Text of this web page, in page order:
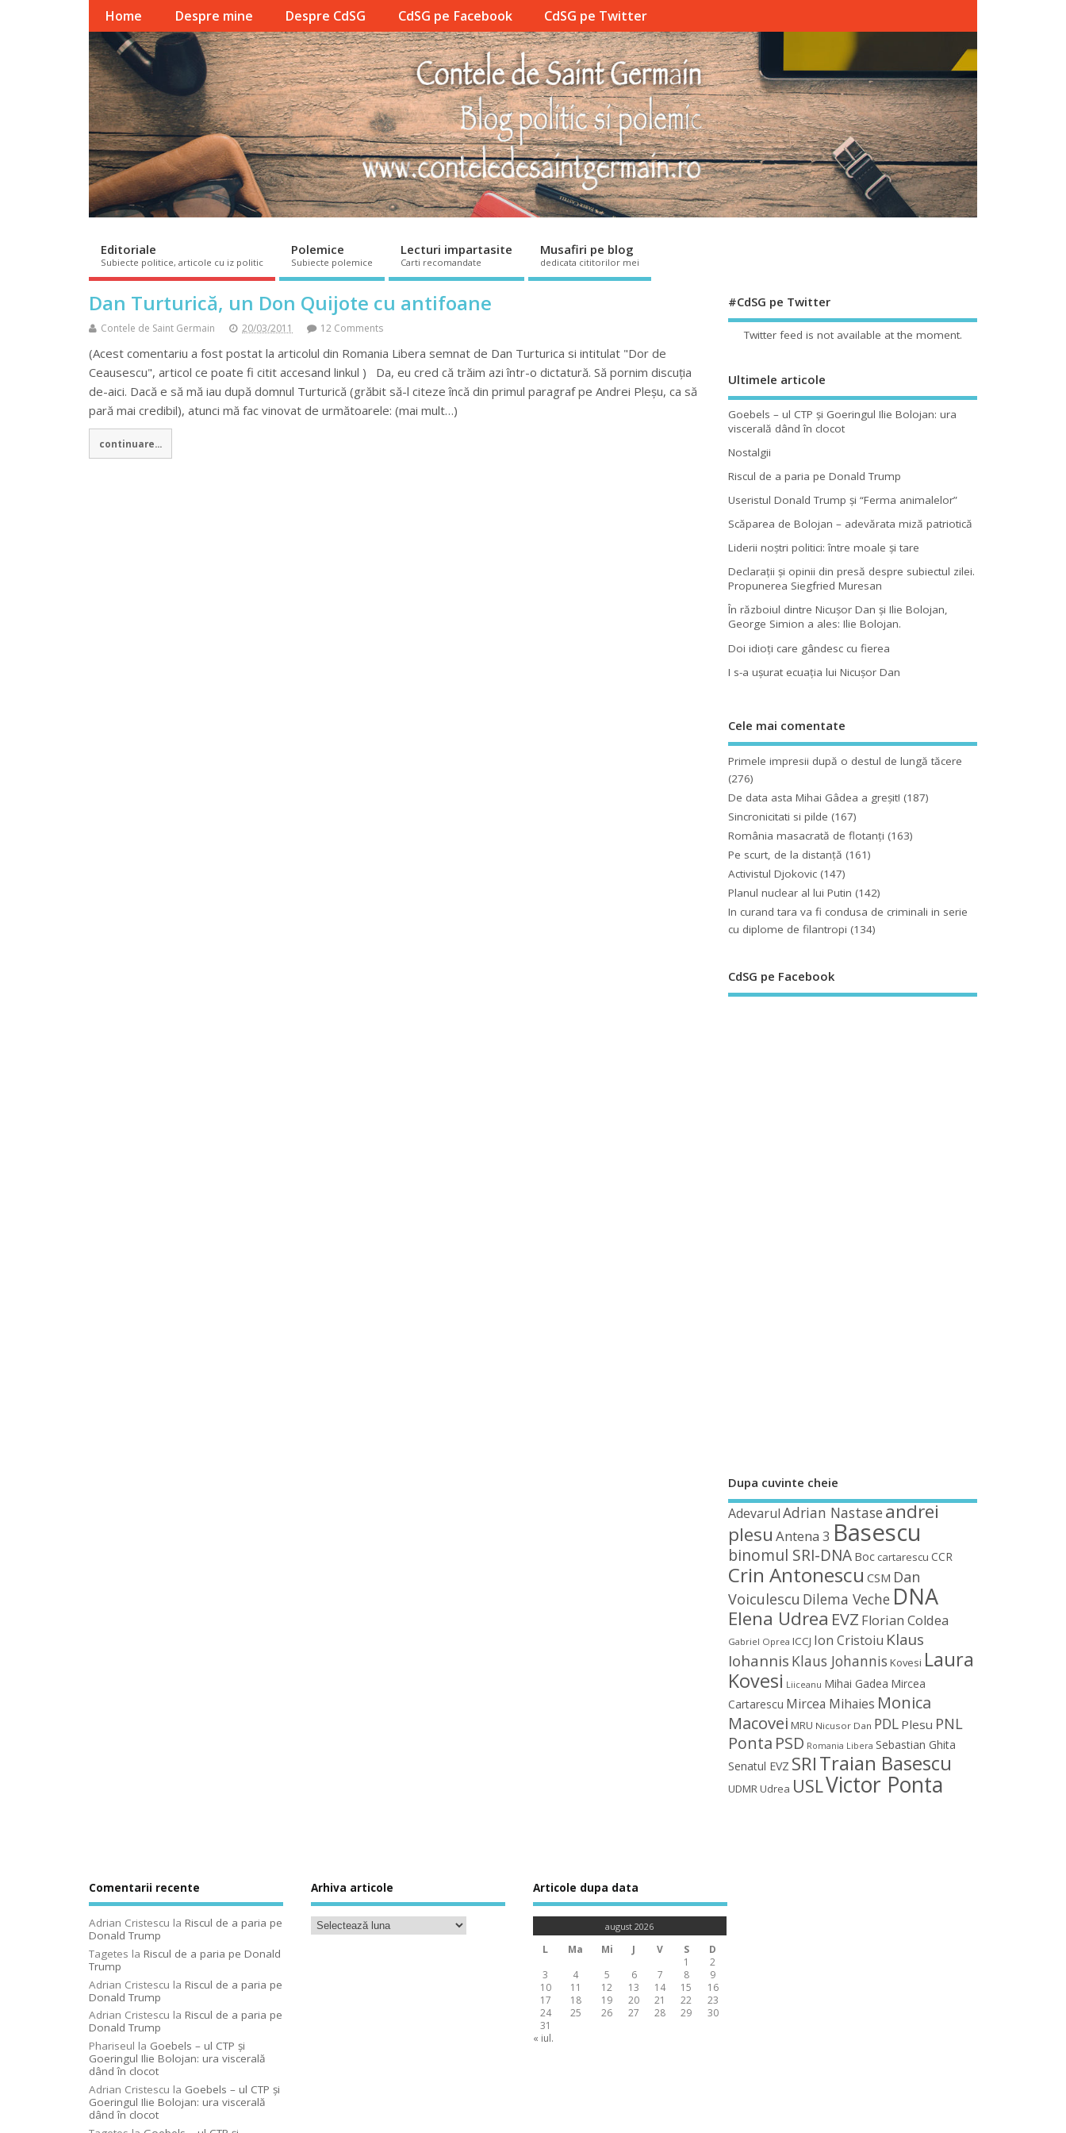
Home Despre mine Despre CdSG CdSG pe Facebook CdSG pe Twitter
Editoriale
Subiecte politice, articole cu iz politic
Polemice
Subiecte polemice
Lecturi impartasite
Carti recomandate
Musafiri pe blog
dedicata cititorilor mei
Dan Turturică, un Don Quijote cu antifoane
Contele de Saint Germain 20/03/2011 12 Comments
(Acest comentariu a fost postat la articolul din Romania Libera semnat de Dan Turturica si intitulat "Dor de
Ceausescu", articol ce poate fi citit accesand linkul ) Da, eu cred că trăim azi într-o dictatură. Să pornim discuția
de-aici. Dacă e să mă iau după domnul Turturică (grăbit să-l citeze încă din primul paragraf pe Andrei Pleșu, ca să
pară mai credibil), atunci mă fac vinovat de următoarele: (mai mult…)
continuare...
#CdSG pe Twitter
Twitter feed is not available at the moment.
Ultimele articole
Goebels – ul CTP şi Goeringul Ilie Bolojan: ura
viscerală dând în clocot
Nostalgii
Riscul de a paria pe Donald Trump
Useristul Donald Trump şi “Ferma animalelor”
Scăparea de Bolojan – adevărata miză patriotică
Liderii noştri politici: între moale şi tare
Declaraţii şi opinii din presă despre subiectul zilei.
Propunerea Siegfried Muresan
În războiul dintre Nicuşor Dan şi Ilie Bolojan,
George Simion a ales: Ilie Bolojan.
Doi idioţi care gândesc cu fierea
I s-a uşurat ecuaţia lui Nicuşor Dan
Cele mai comentate
Primele impresii după o destul de lungă tăcere
(276)
De data asta Mihai Gâdea a greşit! (187)
Sincronicitati si pilde (167)
România masacrată de flotanţi (163)
Pe scurt, de la distanță (161)
Activistul Djokovic (147)
Planul nuclear al lui Putin (142)
In curand tara va fi condusa de criminali in serie
cu diplome de filantropi (134)
CdSG pe Facebook
Dupa cuvinte cheie
Adevarul Adrian Nastaseandrei
plesu Antena 3 Basescu
binomul SRI-DNA Boc cartarescu CCR
Crin Antonescu CSM Dan
Voiculescu Dilema Veche DNA
Elena Udrea EVZ Florian Coldea
Gabriel Oprea ICCJ Ion Cristoiu Klaus
Iohannis Klaus Johannis Kovesi Laura
Kovesi Liiceanu Mihai Gadea Mircea
Cartarescu Mircea Mihaies Monica
Macovei MRU Nicusor Dan PDL Plesu PNL
Ponta PSD Romania Libera Sebastian Ghita
Senatul EVZ SRITraian Basescu
UDMRUdrea USLVictor Ponta
Comentarii recente
Adrian Cristescu la Riscul de a paria pe
Donald Trump
Tagetes la Riscul de a paria pe Donald
Trump
Adrian Cristescu la Riscul de a paria pe
Donald Trump
Adrian Cristescu la Riscul de a paria pe
Donald Trump
Phariseul la Goebels – ul CTP şi
Goeringul Ilie Bolojan: ura viscerală
dând în clocot
Adrian Cristescu la Goebels – ul CTP şi
Goeringul Ilie Bolojan: ura viscerală
dând în clocot
Arhiva articole Articole dupa data
august 2026
L Ma Mi J V S
D
1
2
3
4 5 6 7 8
9
10
11 12 13 14 15
16
17
18 19 20 21 22
23
24
25 26 27 28 29
30
31
« iul.